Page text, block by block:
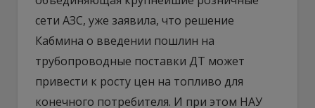
сети АЗС, уже заявила, что решение
Кабмина о введении пошлин на
трубопроводные поставки ДТ может
привести к росту цен на топливо для
конечного потребителя. И при этом НАУ